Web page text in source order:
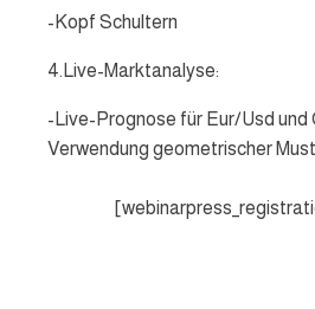
-Kopf Schultern
4.Live-Marktanalyse:
-Live-Prognose für Eur/Usd und
Verwendung geometrischer